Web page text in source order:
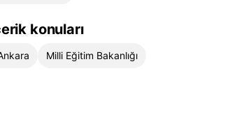
konuları
Milli Eğitim Bakanlığı